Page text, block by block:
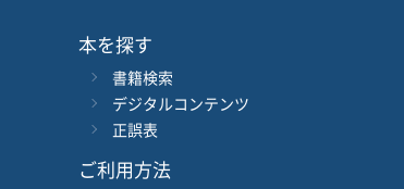
シリーズ
ISBN
本を探す
書籍検索
デジタルコンテンツ
正誤表
ご利用方法